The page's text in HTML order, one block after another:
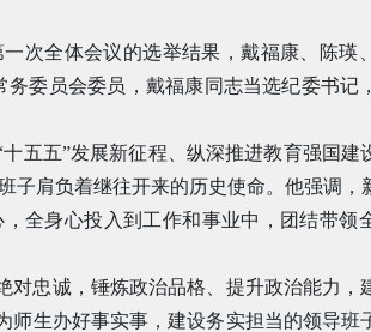
次全体会议的选举结果，戴福康、陈瑛
委员会委员，戴福康同志当选纪委书记
五五”发展新征程、纵深推进教育强国建
子肩负着继往开来的历史使命。他强调，
全身心投入到工作和事业中，团结带领
忠诚，锤炼政治品格、提升政治能力，
生办好事实事，建设务实担当的领导班